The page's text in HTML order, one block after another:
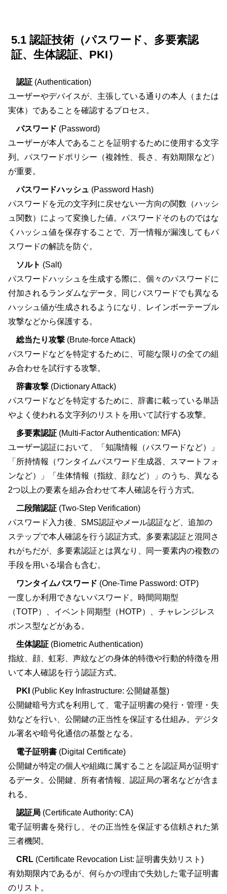
5.1 認証技術（パスワード、多要素認
証、生体認証、PKI）
認証 (Authentication)
ユーザーやデバイスが、主張している通りの本人（または
実体）であることを確認するプロセス。
パスワード (Password)
ユーザーが本人であることを証明するために使用する文字
列。パスワードポリシー（複雑性、長さ、有効期限など）
が重要。
パスワードハッシュ (Password Hash)
パスワードを元の文字列に戻せない一方向の関数（ハッシ
ュ関数）によって変換した値。パスワードそのものではな
くハッシュ値を保存することで、万一情報が漏洩してもパ
スワードの解読を防ぐ。
ソルト (Salt)
パスワードハッシュを生成する際に、個々のパスワードに
付加されるランダムなデータ。同じパスワードでも異なる
ハッシュ値が生成されるようになり、レインボーテーブル
攻撃などから保護する。
総当たり攻撃 (Brute-force Attack)
パスワードなどを特定するために、可能な限りの全ての組
み合わせを試行する攻撃。
辞書攻撃 (Dictionary Attack)
パスワードなどを特定するために、辞書に載っている単語
やよく使われる文字列のリストを用いて試行する攻撃。
多要素認証 (Multi-Factor Authentication: MFA)
ユーザー認証において、「知識情報（パスワードなど）」
「所持情報（ワンタイムパスワード生成器、スマートフォ
ンなど）」「生体情報（指紋、顔など）」のうち、異なる
2つ以上の要素を組み合わせて本人確認を行う方式。
二段階認証 (Two-Step Verification)
パスワード入力後、SMS認証やメール認証など、追加の
ステップで本人確認を行う認証方式。多要素認証と混同さ
れがちだが、多要素認証とは異なり、同一要素内の複数の
手段を用いる場合も含む。
ワンタイムパスワード (One-Time Password: OTP)
一度しか利用できないパスワード。時間同期型
（TOTP）、イベント同期型（HOTP）、チャレンジレス
ポンス型などがある。
生体認証 (Biometric Authentication)
指紋、顔、虹彩、声紋などの身体的特徴や行動的特徴を用
いて本人確認を行う認証方式。
PKI (Public Key Infrastructure: 公開鍵基盤)
公開鍵暗号方式を利用して、電子証明書の発行・管理・失
効などを行い、公開鍵の正当性を保証する仕組み。デジタ
ル署名や暗号化通信の基盤となる。
電子証明書 (Digital Certificate)
公開鍵が特定の個人や組織に属することを認証局が証明す
るデータ。公開鍵、所有者情報、認証局の署名などが含ま
れる。
認証局 (Certificate Authority: CA)
電子証明書を発行し、その正当性を保証する信頼された第
三者機関。
CRL (Certificate Revocation List: 証明書失効リスト)
有効期限内であるが、何らかの理由で失効した電子証明書
のリスト。